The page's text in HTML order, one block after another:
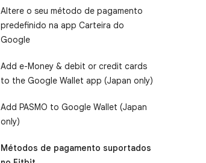
Altere o seu método de pagamento
predefinido na app Carteira do
Google
Add e-Money & debit or credit cards
to the Google Wallet app (Japan only)
Add PASMO to Google Wallet (Japan
only)
Métodos de pagamento suportados